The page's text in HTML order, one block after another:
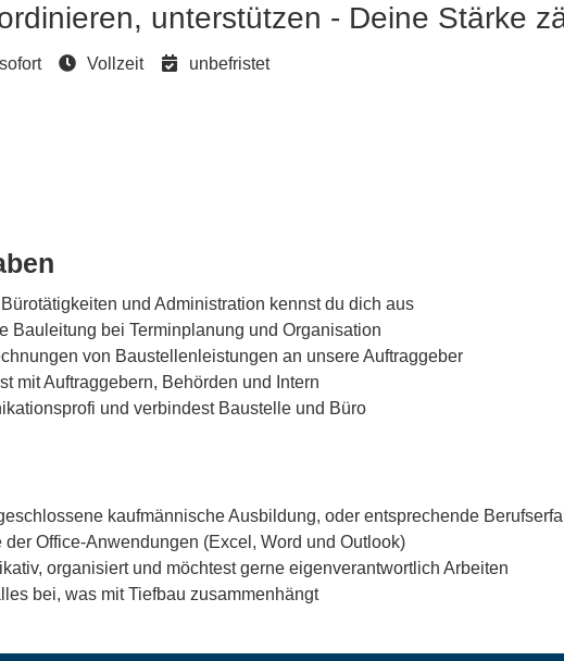
unterstützen - Deine Stärke
Vollzeit unbefristet
und Administration kennst du dich aus
Bauleitung bei Terminplanung und Organisation
von Baustellenleistungen an unsere Auftraggeber
mit Auftraggebern, Behörden und Intern
und verbindest Baustelle und Büro
kaufmännische Ausbildung, oder entsprechende
der Office-Anwendungen (Excel, Word und Outlook)
organisiert und möchtest gerne eigenverantwortlich Arbeiten
bei, was mit Tiefbau zusammenhängt